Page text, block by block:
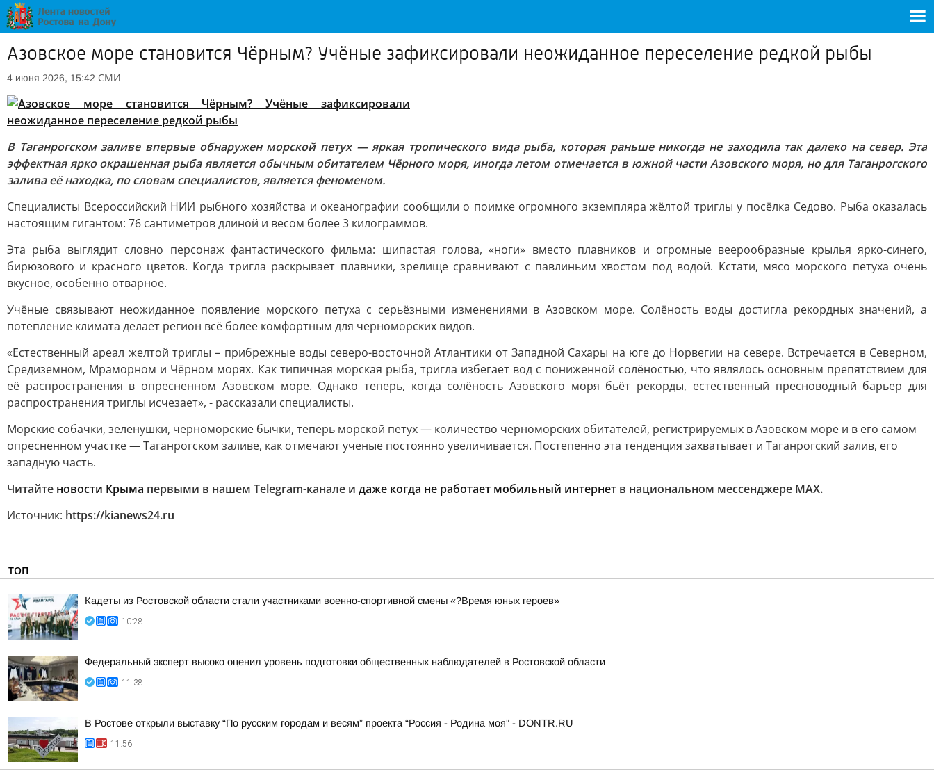
Азовское море становится Чёрным? Учёные зафиксировали неожиданное переселение редкой рыбы
4 июня 2026, 15:42 СМИ
В Таганрогском заливе впервые обнаружен морской петух — яркая тропического вида рыба, которая раньше никогда не заходила так далеко на север. Эта
эффектная ярко окрашенная рыба является обычным обитателем Чёрного моря, иногда летом отмечается в южной части Азовского моря, но для Таганрогского
залива её находка, по словам специалистов, является феноменом.
Специалисты Всероссийский НИИ рыбного хозяйства и океанографии сообщили о поимке огромного экземпляра жёлтой триглы у посёлка Седово. Рыба оказалась
настоящим гигантом: 76 сантиметров длиной и весом более 3 килограммов.
Эта рыба выглядит словно персонаж фантастического фильма: шипастая голова, «ноги» вместо плавников и огромные веерообразные крылья ярко-синего,
бирюзового и красного цветов. Когда тригла раскрывает плавники, зрелище сравнивают с павлиньим хвостом под водой. Кстати, мясо морского петуха очень
вкусное, особенно отварное.
Учёные связывают неожиданное появление морского петуха с серьёзными изменениями в Азовском море. Солёность воды достигла рекордных значений, а
потепление климата делает регион всё более комфортным для черноморских видов.
«Естественный ареал желтой триглы – прибрежные воды северо-восточной Атлантики от Западной Сахары на юге до Норвегии на севере. Встречается в Северном,
Средиземном, Мраморном и Чёрном морях. Как типичная морская рыба, тригла избегает вод с пониженной солёностью, что являлось основным препятствием для
её распространения в опресненном Азовском море. Однако теперь, когда солёность Азовского моря бьёт рекорды, естественный пресноводный барьер для
распространения триглы исчезает», - рассказали специалисты.
Морские собачки, зеленушки, черноморские бычки, теперь морской петух — количество черноморских обитателей, регистрируемых в Азовском море и в его самом
опресненном участке — Таганрогском заливе, как отмечают ученые постоянно увеличивается. Постепенно эта тенденция захватывает и Таганрогский залив, его
западную часть.
Читайте новости Крыма первыми в нашем Telegram-канале и даже когда не работает мобильный интернет в национальном мессенджере MAX.
Источник: https://kianews24.ru
ТОП
Кадеты из Ростовской области стали участниками военно-спортивной смены «?Время юных героев»
10:28
Федеральный эксперт высоко оценил уровень подготовки общественных наблюдателей в Ростовской области
11:38
В Ростове открыли выставку “По русским городам и весям” проекта “Россия - Родина моя” - DONTR.RU
11:56